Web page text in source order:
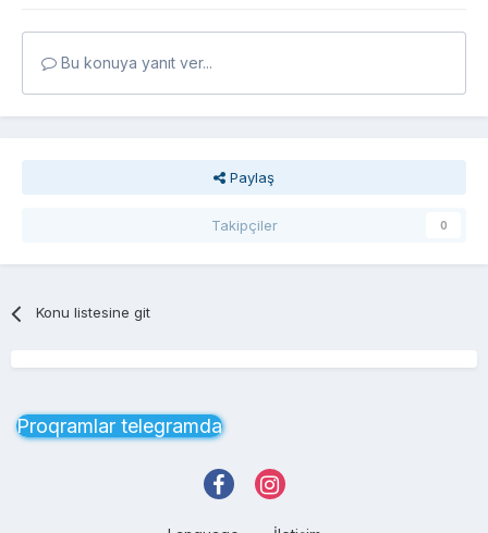
Bu konuya yanıt ver...
Paylaş
Takipçiler 0
Konu listesine git
Proqramlar telegramda